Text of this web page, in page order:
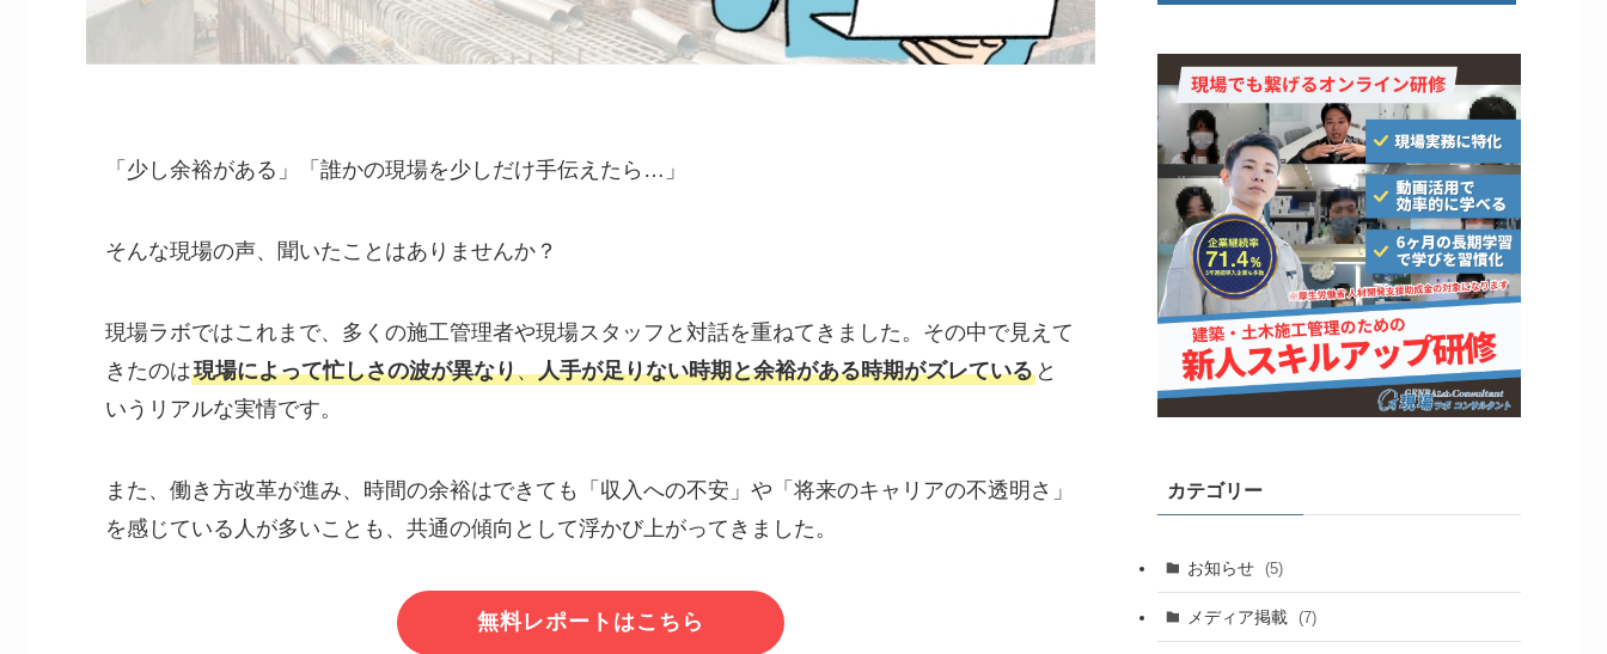
「少し余裕がある」「誰かの現場を少しだけ手伝えたら…」
そんな現場の声、聞いたことはありませんか？
現場ラボではこれまで、多くの施工管理者や現場スタッフと対話を重ねてきました。その中で見えて
きたのは現場によって忙しさの波が異なり、人手が足りない時期と余裕がある時期がズレている と
いうリアルな実情です。
また、働き方改革が進み、時間の余裕はできても「収入への不安」や「将来のキャリアの不透明さ」
を感じている人が多いことも、共通の傾向として浮かび上がってきました。
無料レポートはこちら
カテゴリー
お知らせ (5)
メディア掲載 (7)